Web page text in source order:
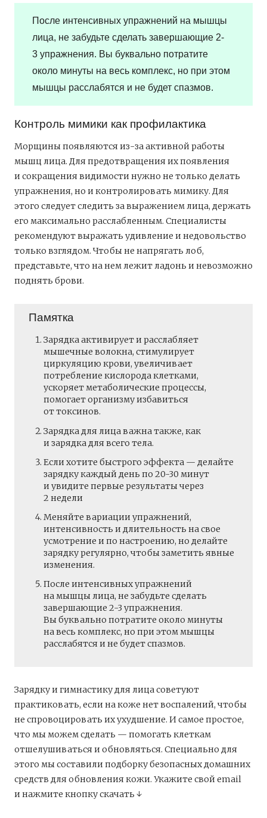
После интенсивных упражнений на мышцы
лица, не забудьте сделать завершающие 2-
3 упражнения. Вы буквально потратите
около минуты на весь комплекс, но при этом
мышцы расслабятся и не будет спазмов.
Контроль мимики как профилактика
Морщины появляются из-за активной работы
мышц лица. Для предотвращения их появления
и сокращения видимости нужно не только делать
упражнения, но и контролировать мимику. Для
этого следует следить за выражением лица, держать
его максимально расслабленным. Специалисты
рекомендуют выражать удивление и недовольство
только взглядом. Чтобы не напрягать лоб,
представьте, что на нем лежит ладонь и невозможно
поднять брови.
Памятка
Зарядка активирует и расслабляет
мышечные волокна, стимулирует
циркуляцию крови, увеличивает
потребление кислорода клетками,
ускоряет метаболические процессы,
помогает организму избавиться
от токсинов.
Зарядка для лица важна также, как
и зарядка для всего тела.
Если хотите быстрого эффекта — делайте
зарядку каждый день по 20-30 минут
и увидите первые результаты через
2 недели
Меняйте вариации упражнений,
интенсивность и длительность на свое
усмотрение и по настроению, но делайте
зарядку регулярно, чтобы заметить явные
изменения.
После интенсивных упражнений
на мышцы лица, не забудьте сделать
завершающие 2-3 упражнения.
Вы буквально потратите около минуты
на весь комплекс, но при этом мышцы
расслабятся и не будет спазмов.
Зарядку и гимнастику для лица советуют
практиковать, если на коже нет воспалений, чтобы
не спровоцировать их ухудшение. И самое простое,
что мы можем сделать — помогать клеткам
отшелушиваться и обновляться. Специально для
этого мы составили подборку безопасных домашних
средств для обновления кожи. Укажите свой email
и нажмите кнопку скачать ↓